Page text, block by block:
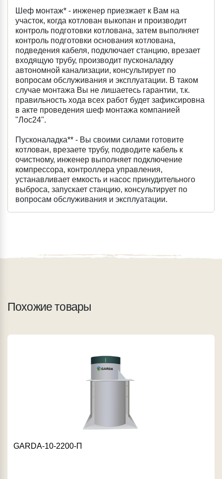
Шеф монтаж* - инженер приезжает к Вам на
участок, когда котлован выкопан и производит
контроль подготовки котлована, затем выполняет
контроль подготовки основания котлована,
подведения кабеля, подключает станцию, врезает
входящую трубу, производит пусконаладку
автономной канализации, консультирует по
вопросам обслуживания и эксплуатации. В таком
случае монтажа Вы не лишаетесь гарантии, т.к.
правильность хода всех работ будет зафиксировна
в акте проведения шеф монтажа компанией
"Лос24".
Пусконаладка** - Вы своими силами готовите
котлован, врезаете трубу, подводите кабель к
очистному, инженер выполняет подключение
компрессора, контроллера управления,
устанавливает емкость и насос принудительного
выброса, запускает станцию, консультирует по
вопросам обслуживания и эксплуатации.
Похожие товары
GARDA-10-2200-П